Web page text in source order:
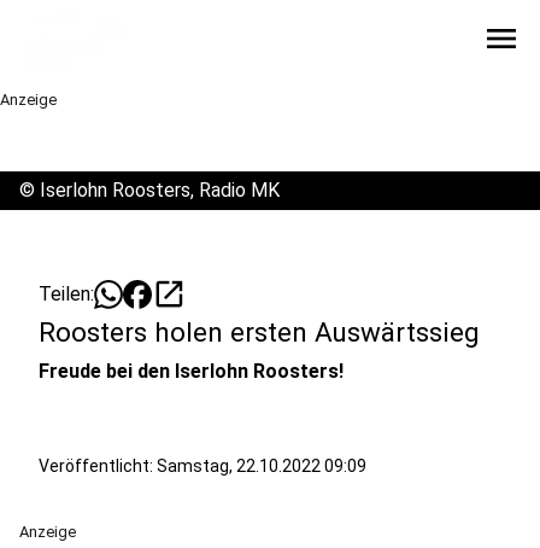
menu
Anzeige
© Iserlohn Roosters, Radio MK
Teilen: open_in_new
Roosters holen ersten Auswärtssieg
Freude bei den Iserlohn Roosters!
Veröffentlicht: Samstag, 22.10.2022 09:09
Anzeige